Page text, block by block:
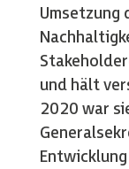
Umsetzung
und hält
2020 war